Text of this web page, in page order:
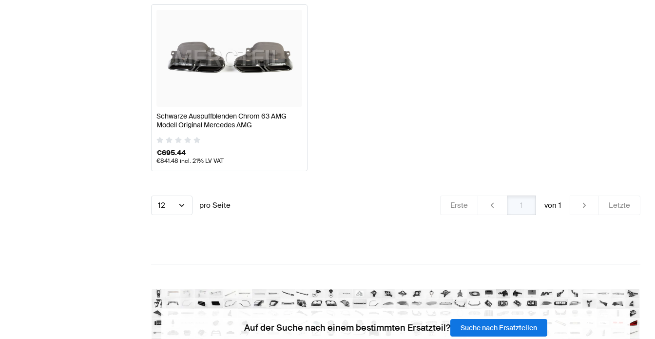
Schwarze Auspuffblenden Chrom 63 AMG
Modell Original Mercedes AMG
€695.44
€841.48 incl. 21% LV VAT
12 pro Seite Erste von 1 Letzte
Auf der Suche nach einem bestimmten Ersatzteil? Suche nach Ersatzteilen